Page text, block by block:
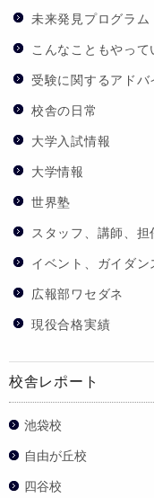
未来発見プログラム
こんなこともやって
受験に関するアドバ
校舎の日常
大学入試情報
大学情報
世界塾
スタッフ、講師、担
イベント、ガイダン
広報部ワセダネ
現役合格実績
校舎レポート
池袋校
自由が丘校
四谷校